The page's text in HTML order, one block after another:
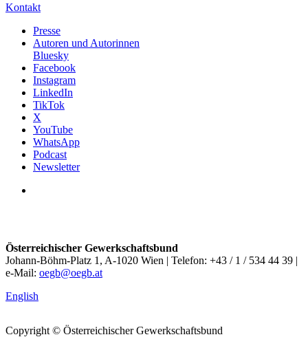
Kontakt
Presse
Autoren und Autorinnen
Bluesky
Facebook
Instagram
LinkedIn
TikTok
X
YouTube
WhatsApp
Podcast
Newsletter
Österreichischer Gewerkschaftsbund
Johann-Böhm-Platz 1, A-1020 Wien | Telefon: +43 / 1 / 534 44 39 |
e-Mail: oegb@oegb.at
English
Copyright © Österreichischer Gewerkschaftsbund